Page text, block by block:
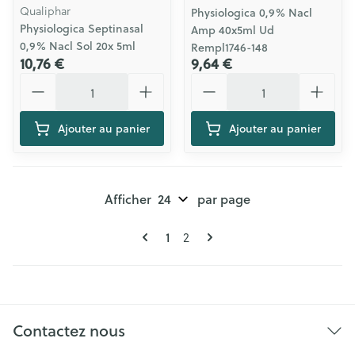
Qualiphar
Physiologica Septinasal
0,9% Nacl Sol 20x 5ml
10,76 €
Ajouter au panier
Physiologica 0,9% Nacl
Amp 40x5ml Ud
Rempl1746-148
9,64 €
Ajouter au panier
Pages
Vous lisez actuellement la page
1 Page
2
Afficher par page
Contactez nous